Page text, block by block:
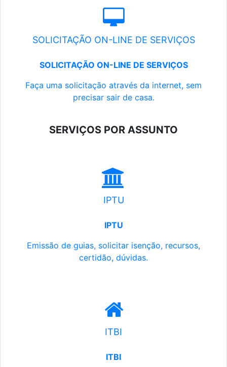
SOLICITAÇÃO ON-LINE DE SERVIÇOS
SOLICITAÇÃO ON-LINE DE SERVIÇOS
Faça uma solicitação através da internet, sem
precisar sair de casa.
SERVIÇOS POR ASSUNTO
IPTU
IPTU
Emissão de guias, solicitar isenção, recursos,
certidão, dúvidas.
ITBI
ITBI